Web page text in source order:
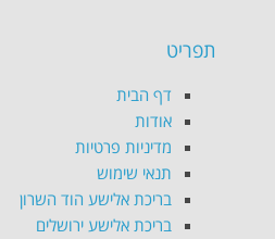
תפריט
דף הבית
אודות
מדיניות פרטיות
תנאי שימוש
בריכת אלישע הוד השרון
בריכת אלישע ירושלים